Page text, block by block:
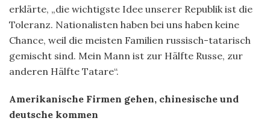
erklärte, „die wichtigste Idee unserer Republik ist die
Toleranz. Nationalisten haben bei uns haben keine
Chance, weil die meisten Familien russisch-tatarisch
gemischt sind. Mein Mann ist zur Hälfte Russe, zur
anderen Hälfte Tatare“.
Amerikanische Firmen gehen, chinesische und
deutsche kommen